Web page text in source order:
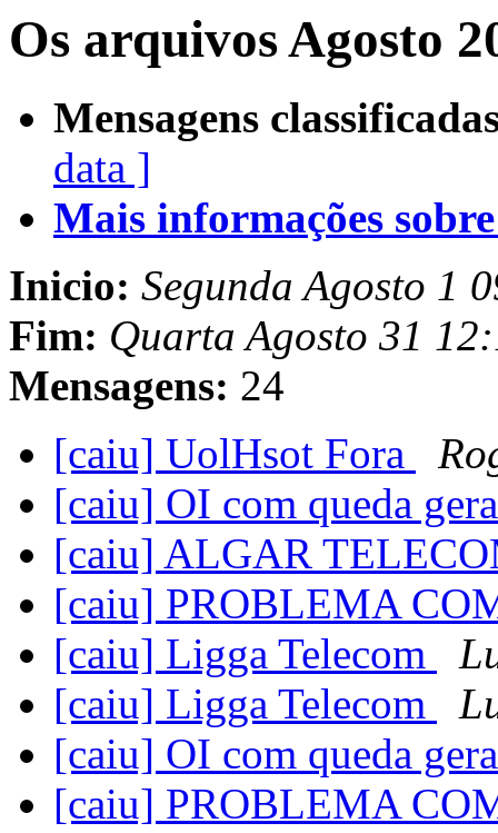
Os arquivos Agosto
Mensagens
data ]
Mais informações
Inicio: Segunda Agosto 1
Fim: Quarta Agosto 31
Mensagens: 24
[caiu] UolHsot Fora
[caiu] OI com queda
[caiu] ALGAR
[caiu] PROBLEMA
[caiu] Ligga Telecom
[caiu] Ligga Telecom
[caiu] OI com queda
[caiu] PROBLEMA